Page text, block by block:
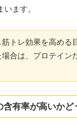
ます。
筋トレ効果を高める
合は、プロテイン
含有率が高いかど